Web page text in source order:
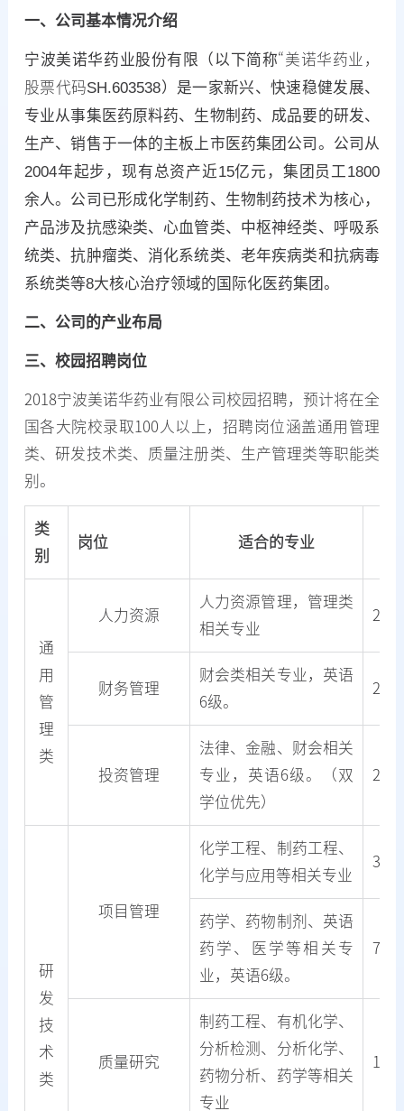
一、公司基本情况介绍
宁波美诺华药业股份有限（以下简称“美诺华药业，
股票代码SH.603538）是一家新兴、快速稳健发展、
专业从事集医药原料药、生物制药、成品要的研发、
生产、销售于一体的主板上市医药集团公司。公司从
2004年起步，现有总资产近15亿元，集团员工 1800
余人。公司已形成化学制药、生物制药技术为核心，
产品涉及抗感染类、心血管类、中枢神经类、呼吸系
统类、抗肿瘤类、消化系统类、老年疾病类和抗病毒
系统类等8大核心治疗领域的国际化医药集团。
二、公司的产业布局
三、校园招聘岗位
2018宁波美诺华药业有限公司校园招聘，预计将在全
国各大院校录取100人以上，招聘岗位涵盖通用管理
类、研发技术类、质量注册类、生产管理类等职能类
别。
类
别
岗位 适合的专业
通
用
管
理
类
人力资源
人力资源管理，管理类
相关专业
2
财务管理
财会类相关专业，英语
6级。
2
投资管理
法律、金融、财会相关
专业，英语6级。（双
学位优先）
2
研
发
技
术
类
项目管理
化学工程、制药工程、
化学与应用等相关专业
3
药学、药物制剂、英语
药学、医学等相关专
业，英语6级。
7
质量研究
制药工程、有机化学、
分析检测、分析化学、
药物分析、药学等相关
专业
18